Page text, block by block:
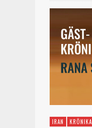
IRAN KRÖNIKA